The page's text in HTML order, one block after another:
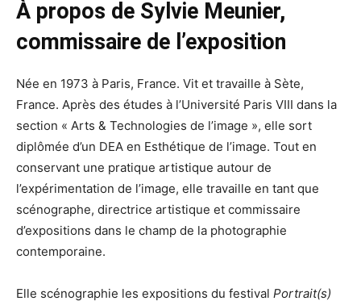
À propos de Sylvie Meunier,
commissaire de l’exposition
Née en 1973 à Paris, France. Vit et travaille à Sète,
France. Après des études à l’Université Paris VIII dans la
section « Arts & Technologies de l’image », elle sort
diplômée d’un DEA en Esthétique de l’image. Tout en
conservant une pratique artistique autour de
l’expérimentation de l’image, elle travaille en tant que
scénographe, directrice artistique et commissaire
d’expositions dans le champ de la photographie
contemporaine.
Elle scénographie les expositions du festival Portrait(s)